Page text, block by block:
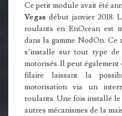
Ce petit module avait été
Vegas début janvier 2018.
roulants en EnOcean est
dans la gamme NodOn. Ce
s’installe sur tout type
motorisés. Il peut
filaire laissant la
motorisation via un
roulants. Une fois installé
autres mécanismes de la